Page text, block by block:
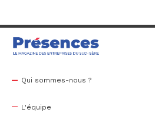
Qui sommes-nous ?
L'équipe